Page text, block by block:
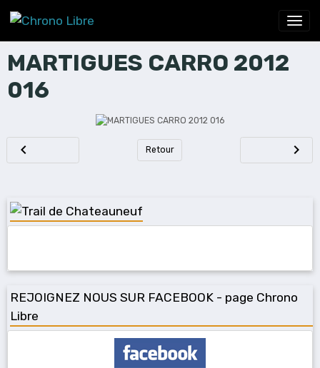
MARTIGUES CARRO 2012
016
Retour
REJOIGNEZ NOUS SUR FACEBOOK - page Chrono
Libre